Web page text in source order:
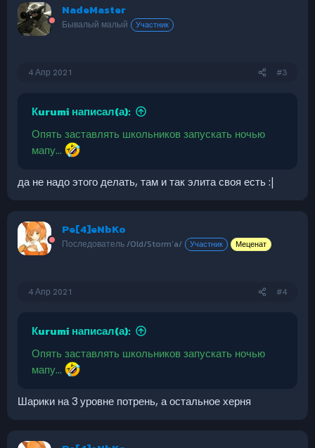
NadeMaster
Бывалый малый Участник
4 Апр 2021 #3
Кurumi написал(а):
Опять заставлять школьников запускать ночью
мапу...
да не надо этого делать, там и так элита своя есть :|
Pe[4]eNbKo
Последователь /Old/Storm`a/ Участник Меценат
4 Апр 2021 #4
Кurumi написал(а):
Опять заставлять школьников запускать ночью
мапу...
Шарики на 3 уровне потрень, а остальное херня